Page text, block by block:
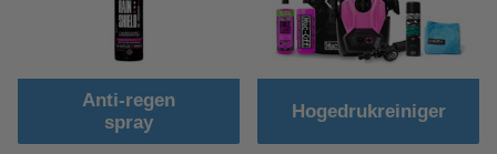
Anti-regen
spray
Hogedrukreiniger